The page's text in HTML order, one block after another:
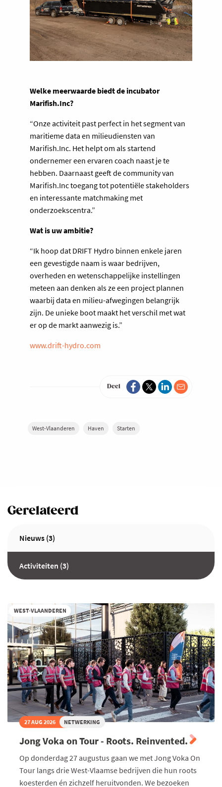
Welke meerwaarde biedt de incubator
Marifish.Inc?
“Onze activiteit past perfect in het segment van
maritieme data en milieudiensten van
Marifish.Inc. Het helpt om als startend
ondernemer een ervaren coach naast je te
hebben. Daarnaast geeft de community van
Marifish.Inc toegang tot potentiële stakeholders
en interessante matchmaking met
onderzoekscentra.”
Wat is uw ambitie?
“Ik hoop dat DRIFT Hydro binnen enkele jaren
een gevestigde naam is waar bedrijven,
overheden en wetenschappelijke instellingen
meteen aan denken als ze een project plannen
waarbij data en milieu-afwegingen belangrijk
zijn. De unieke boot maakt het verschil met wat
er op de markt aanwezig is.”
www.drift-hydro.com
Deel
West-Vlaanderen Haven Starten
Gerelateerd
Nieuws (3)
Activiteiten (3)
WEST-VLAANDEREN
27 AUG 2026 NETWERKING
Jong Voka on Tour - Roots. Reinvented.
Op donderdag 27 augustus gaan we met Jong Voka On
Tour langs drie West-Vlaamse bedrijven die hun roots
koesterden én zichzelf heruitvonden. We bezoeken